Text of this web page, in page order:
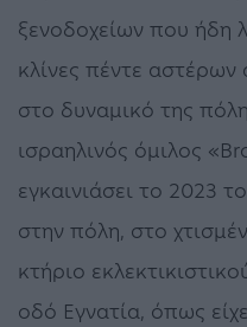
ξενοδοχείων που ήδη
κλίνες πέντε
στο δυναμικό της
ισραηλινός όμιλος
εγκαινιάσει το 2023
στην πόλη, στο
κτήριο
οδό Εγνατία, όπως